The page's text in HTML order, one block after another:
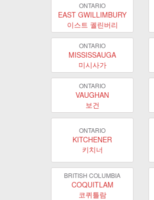
ONTARIO
EAST GWILLIMBURY
이스트 궬린버리
ONTARIO
MISSISSAUGA
미시사가
ONTARIO
VAUGHAN
보건
ONTARIO
KITCHENER
키치너
BRITISH COLUMBIA
COQUITLAM
코퀴틀람